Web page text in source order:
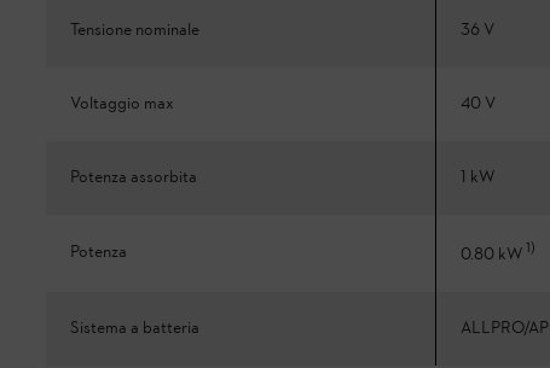
Tensione nominale 36 V
Voltaggio max 40 V
Potenza assorbita 1 kW
Potenza 0.80 kW1)
Sistema a batteria ALLPRO/AP